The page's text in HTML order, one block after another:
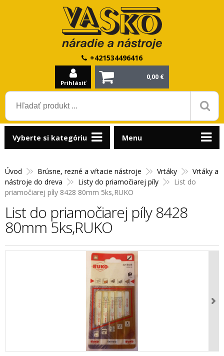
+421534496416
Prihlásiť
0,00 €
Úvod Brúsne, rezné a vŕtacie nástroje Vrtáky
Vrtáky a
nástroje do dreva
Listy do priamočiarej píly
List do
priamočiarej píly 8428 80mm 5ks,RUKO
List do priamočiarej píly 8428
80mm 5ks,RUKO
Vyberte si kategóriu Menu